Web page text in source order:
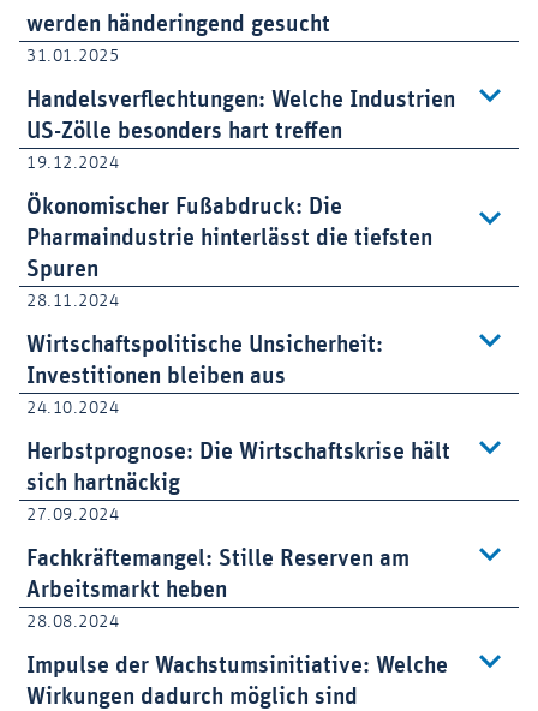
werden händeringend gesucht
31.01.2025
Handelsverflechtungen: Welche Industrien
US-Zölle besonders hart treffen
19.12.2024
Ökonomischer Fußabdruck: Die
Pharmaindustrie hinterlässt die tiefsten
Spuren
28.11.2024
Wirtschaftspolitische Unsicherheit:
Investitionen bleiben aus
24.10.2024
Herbstprognose: Die Wirtschaftskrise hält
sich hartnäckig
27.09.2024
Fachkräftemangel: Stille Reserven am
Arbeitsmarkt heben
28.08.2024
Impulse der Wachstumsinitiative: Welche
Wirkungen dadurch möglich sind